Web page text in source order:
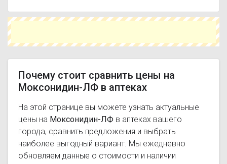
и выбрать оптимальный вариант по цене и
Почему стоит сравнить цены на
Моксонидин-ЛФ в аптеках
На этой странице вы можете узнать актуальные
цены на Моксонидин-ЛФ в аптеках вашего
города, сравнить предложения и выбрать
наиболее выгодный вариант. Мы ежедневно
обновляем данные о стоимости и наличии